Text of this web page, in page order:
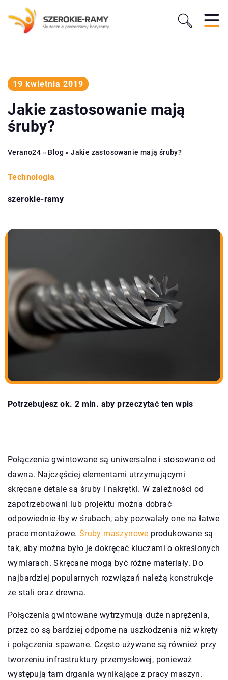
19 kwietnia 2019
Jakie zastosowanie mają
śruby?
Verano24 » Blog »Jakie zastosowanie mają śruby?
Technologia
szerokie-ramy
Potrzebujesz ok. 2 min. aby przeczytać ten wpis
Połączenia gwintowane są uniwersalne i stosowane od
dawna. Najczęściej elementami utrzymującymi
skręcane detale są śruby i nakrętki. W zależności od
zapotrzebowani lub projektu można dobrać
odpowiednie łby w śrubach, aby pozwalały one na łatwe
prace montażowe. Śruby maszynowe produkowane są
tak, aby można było je dokręcać kluczami o określonych
wymiarach. Skręcane mogą być różne materiały. Do
najbardziej popularnych rozwiązań należą konstrukcje
ze stali oraz drewna.
Połączenia gwintowane wytrzymują duże naprężenia,
przez co są bardziej odporne na uszkodzenia niż wkręty
i połączenia spawane. Często używane są również przy
tworzeniu infrastruktury przemysłowej, ponieważ
występują tam drgania wynikające z pracy maszyn.